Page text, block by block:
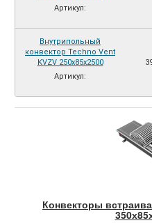
Артикул:
Внутрипольный
конвектор Techno Vent
KVZV 250х85х2500
Артикул:
Конвекторы